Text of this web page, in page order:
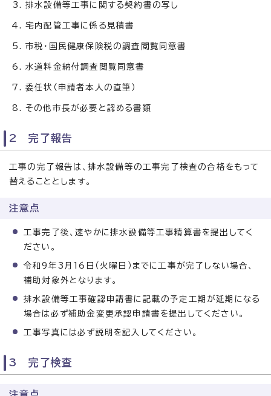
排水設備等工事に関する契約書の写し
宅内配管工事に係る見積書
市税・国民健康保険税の調査閲覧同意書
水道料金納付調査閲覧同意書
委任状（申請者本人の直筆）
その他市長が必要と認める書類
2 完了報告
工事の完了報告は、排水設備等の工事完了検査の合格をもって
替えることとします。
注意点
工事完了後、速やかに排水設備等工事精算書を提出してく
ださい。
令和9年3月16日（火曜日）までに工事が完了しない場合、
補助対象外となります。
排水設備等工事確認申請書に記載の予定工期が延期になる
場合は必ず補助金変更承認申請書を提出してください。
工事写真には必ず説明を記入してください。
3 完了検査